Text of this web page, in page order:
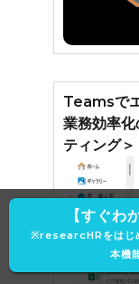
Teamsで
業務効率
ティング＞
【すぐ
※researcHRをはじ
本機